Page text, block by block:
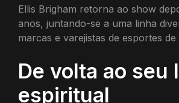
Ellis Brigham retorna ao show
anos, juntando-se a uma linha
marcas e varejistas de esportes de
De volta ao seu
espiritual